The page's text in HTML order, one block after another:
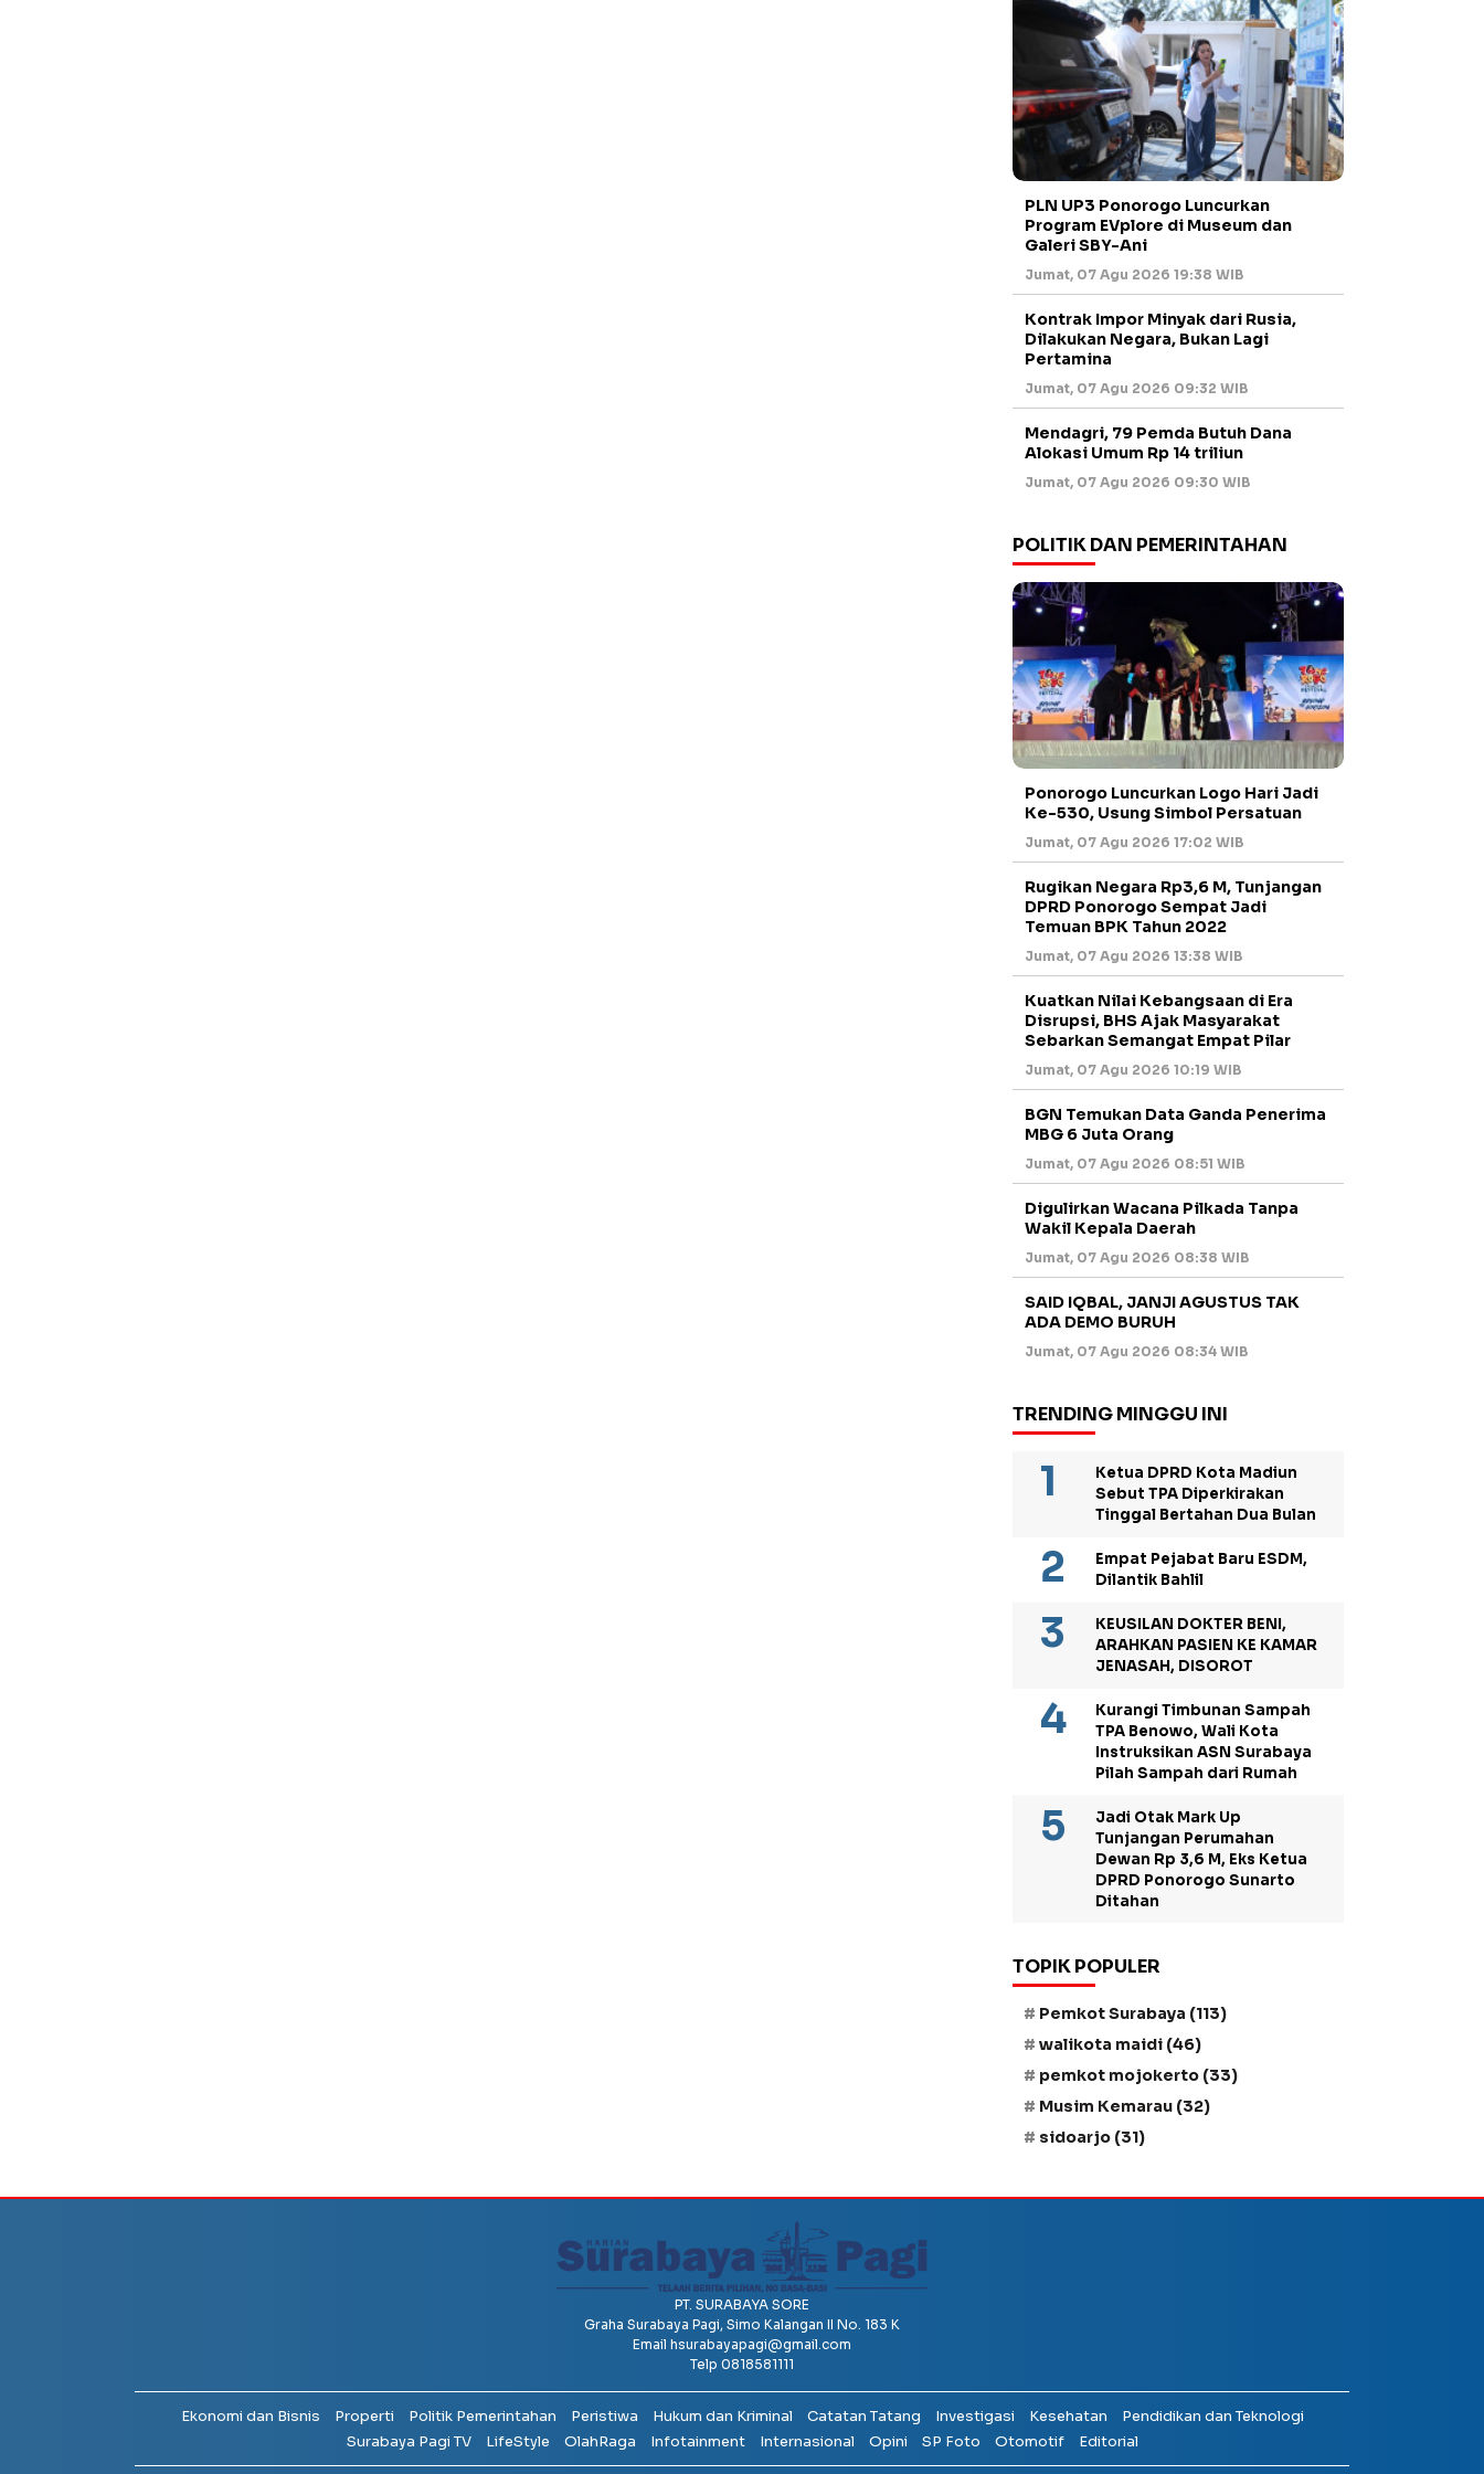
PLN UP3 Ponorogo Luncurkan
Program EVplore di Museum dan
Galeri SBY-Ani
Jumat, 07 Agu 2026 19:38 WIB
Kontrak Impor Minyak dari Rusia,
Dilakukan Negara, Bukan Lagi
Pertamina
Jumat, 07 Agu 2026 09:32 WIB
Mendagri, 79 Pemda Butuh Dana
Alokasi Umum Rp 14 triliun
Jumat, 07 Agu 2026 09:30 WIB
POLITIK DAN PEMERINTAHAN
Ponorogo Luncurkan Logo Hari Jadi
Ke-530, Usung Simbol Persatuan
Jumat, 07 Agu 2026 17:02 WIB
Rugikan Negara Rp3,6 M, Tunjangan
DPRD Ponorogo Sempat Jadi
Temuan BPK Tahun 2022
Jumat, 07 Agu 2026 13:38 WIB
Kuatkan Nilai Kebangsaan di Era
Disrupsi, BHS Ajak Masyarakat
Sebarkan Semangat Empat Pilar
Jumat, 07 Agu 2026 10:19 WIB
BGN Temukan Data Ganda Penerima
MBG 6 Juta Orang
Jumat, 07 Agu 2026 08:51 WIB
Digulirkan Wacana Pilkada Tanpa
Wakil Kepala Daerah
Jumat, 07 Agu 2026 08:38 WIB
SAID IQBAL, JANJI AGUSTUS TAK
ADA DEMO BURUH
Jumat, 07 Agu 2026 08:34 WIB
TRENDING MINGGU INI
Ketua DPRD Kota Madiun
Sebut TPA Diperkirakan
Tinggal Bertahan Dua Bulan
Empat Pejabat Baru ESDM,
Dilantik Bahlil
KEUSILAN DOKTER BENI,
ARAHKAN PASIEN KE KAMAR
JENASAH, DISOROT
Kurangi Timbunan Sampah
TPA Benowo, Wali Kota
Instruksikan ASN Surabaya
Pilah Sampah dari Rumah
Jadi Otak Mark Up
Tunjangan Perumahan
Dewan Rp 3,6 M, Eks Ketua
DPRD Ponorogo Sunarto
Ditahan
TOPIK POPULER
Pemkot Surabaya (113)
walikota maidi (46)
pemkot mojokerto (33)
Musim Kemarau (32)
sidoarjo (31)
PT. SURABAYA SORE
Graha Surabaya Pagi, Simo Kalangan II No. 183 K
Email hsurabayapagi@gmail.com
Telp 0818581111
Ekonomi dan Bisnis Properti Politik Pemerintahan Peristiwa Hukum dan Kriminal Catatan Tatang Investigasi Kesehatan
Pendidikan dan Teknologi
Surabaya Pagi TV
LifeStyle OlahRaga Infotainment Internasional Opini SP Foto Otomotif Editorial